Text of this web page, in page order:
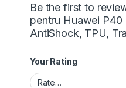
Be the first to
pentru Huawei P40
AntiShock, TPU,
Your Rating